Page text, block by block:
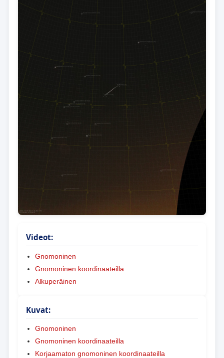
Videot:
Gnomoninen
Gnomoninen koordinaateilla
Alkuperäinen
Kuvat:
Gnomoninen
Gnomoninen koordinaateilla
Korjaamaton gnomoninen koordinaateilla